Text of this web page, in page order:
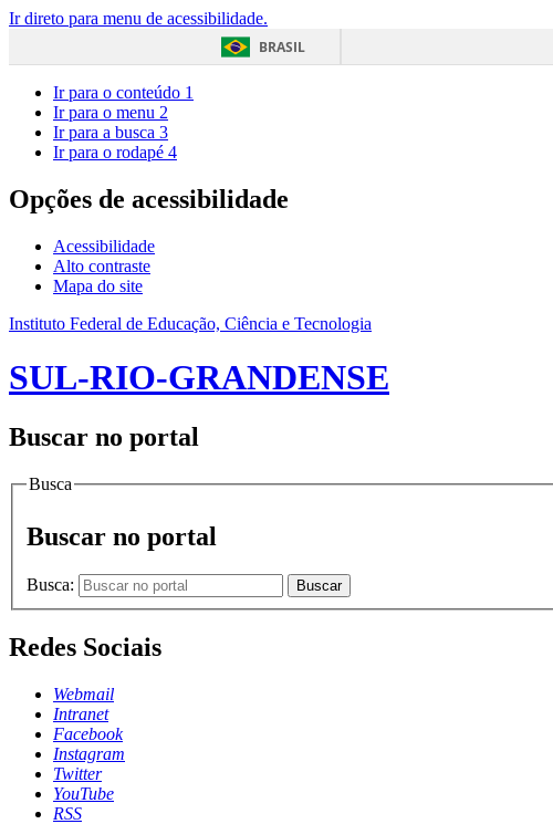
Ir direto para menu de acessibilidade.
BRASIL
Ir para o conteúdo 1
Ir para o menu 2
Ir para a busca 3
Ir para o rodapé 4
Opções de acessibilidade
Acessibilidade
Alto contraste
Mapa do site
Instituto Federal de Educação, Ciência e Tecnologia
SUL-RIO-GRANDENSE
Buscar no portal
Busca
Buscar no portal
Busca: Buscar
Redes Sociais
Webmail
Intranet
Facebook
Instagram
Twitter
YouTube
RSS